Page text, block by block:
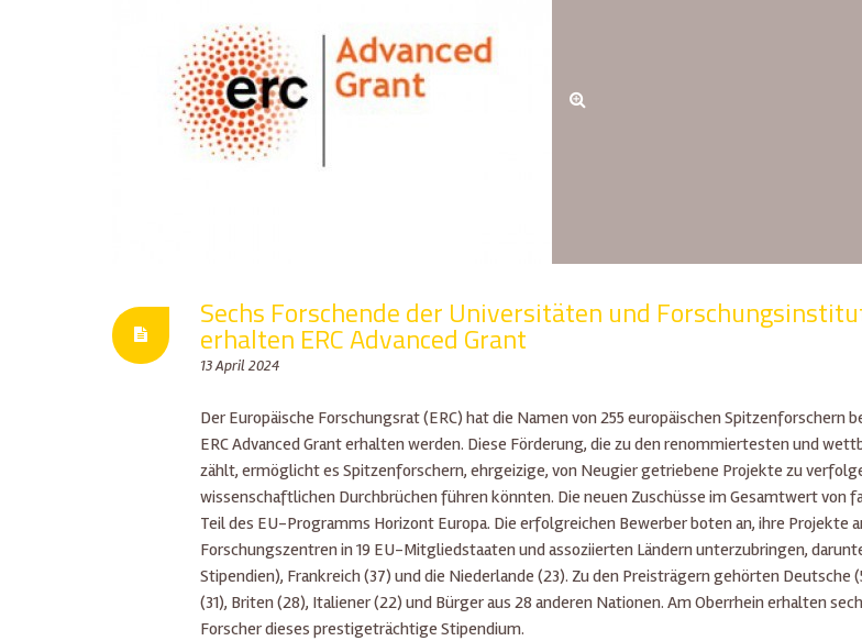
Sechs Forschende der Universitäten und
erhalten ERC Advanced Grant
13 April 2024
Der Europäische Forschungsrat (ERC) hat die Namen von 255 europäischen Spitzenforschern
ERC Advanced Grant erhalten werden. Diese Förderung, die zu den renommiertesten und
zählt, ermöglicht es Spitzenforschern, ehrgeizige, von Neugier getriebene Projekte zu
wissenschaftlichen Durchbrüchen führen könnten. Die neuen Zuschüsse im Gesamtwert von
Teil des EU-Programms Horizont Europa. Die erfolgreichen Bewerber boten an, ihre Projekte
Forschungszentren in 19 EU-Mitgliedstaaten und assoziierten Ländern unterzubringen,
Stipendien), Frankreich (37) und die Niederlande (23). Zu den Preisträgern gehörten Deutsche
(31), Briten (28), Italiener (22) und Bürger aus 28 anderen Nationen. Am Oberrhein erhalten
Forscher dieses prestigeträchtige Stipendium.